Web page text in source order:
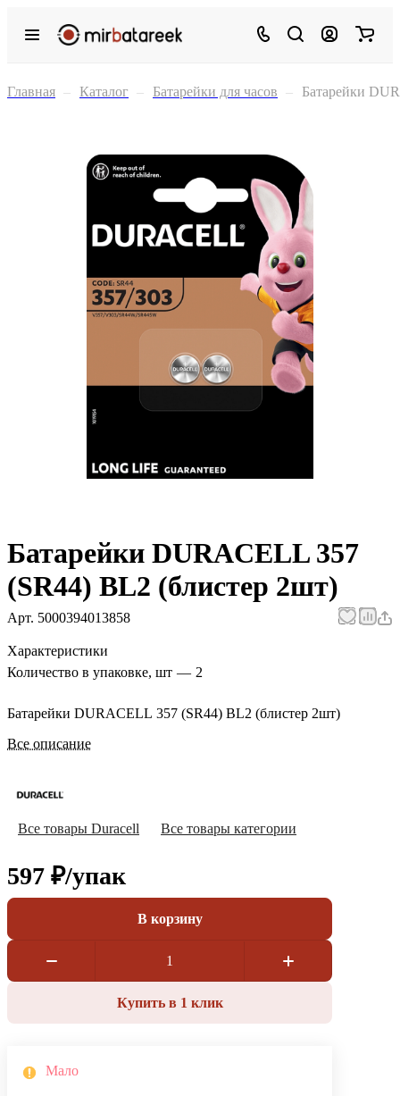
Главная – Каталог – Батарейки для часов – Батарейки
Батарейки DURACELL 357
(SR44) BL2 (блистер 2шт)
Арт. 5000394013858
Характеристики
Количество в упаковке, шт — 2
Батарейки DURACELL 357 (SR44) BL2 (блистер 2шт)
Все описание
Все товары Duracell Все товары категории
597 ₽/упак
В корзину
Купить в 1 клик
Мало